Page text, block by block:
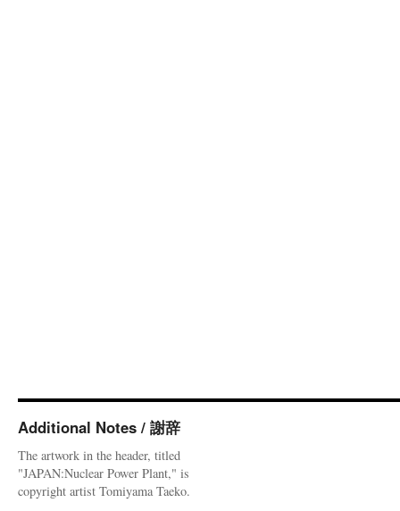
Additional Notes / 謝辞
The artwork in the header, titled
"JAPAN:Nuclear Power Plant," is
copyright artist Tomiyama Taeko.